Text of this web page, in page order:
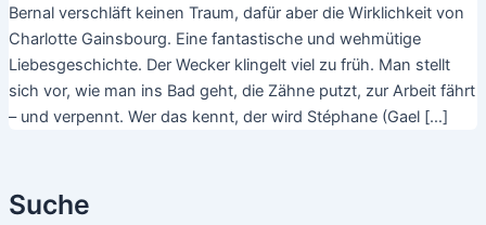
Suche
Bernal verschläft keinen Traum, dafür aber die Wirklichkeit von
Charlotte Gainsbourg. Eine fantastische und wehmütige
Liebesgeschichte. Der Wecker klingelt viel zu früh. Man stellt
sich vor, wie man ins Bad geht, die Zähne putzt, zur Arbeit fährt
– und verpennt. Wer das kennt, der wird Stéphane (Gael […]